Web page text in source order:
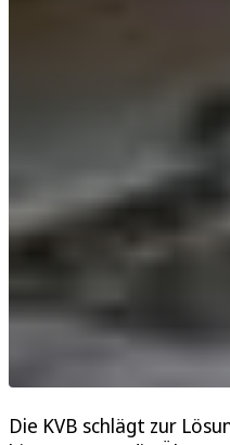
Die KVB schlägt zur